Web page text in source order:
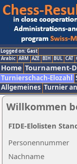
Logged on: Gast
Arabic ARM AZE BIH BUL CAT
Home Tournament-
Turnierschach-Elozahl
Allgemeines Turnier
Willkommen
Nachname
Personennummer
FIDE-Elolisten